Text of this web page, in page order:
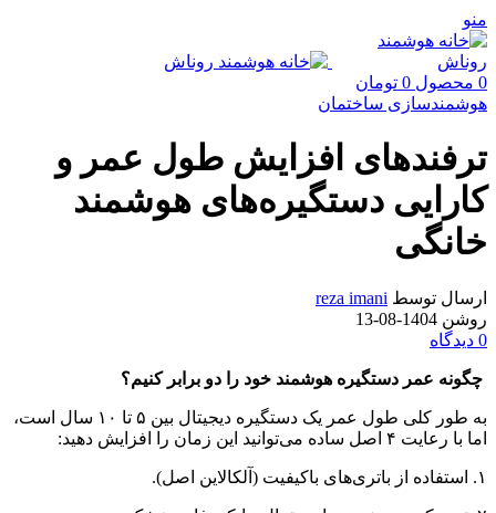
منو
0 محصول 0 تومان
هوشمندسازی ساختمان
ترفندهای افزایش طول عمر و
کارایی دستگیره‌های هوشمند
خانگی
ارسال توسط reza imani
روشن 1404-08-13
0 دیدگاه
چگونه عمر دستگیره هوشمند خود را دو برابر کنیم؟
به طور کلی طول عمر یک دستگیره دیجیتال بین ۵ تا ۱۰ سال است،
اما با رعایت ۴ اصل ساده می‌توانید این زمان را افزایش دهید:
۱. استفاده از باتری‌های باکیفیت (آلکالاین اصل).